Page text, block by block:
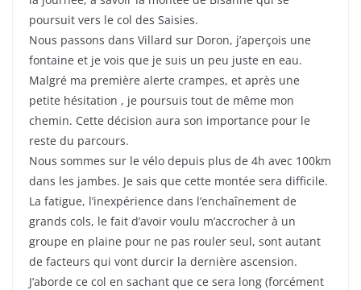
poursuit vers le col des Saisies.
Nous passons dans Villard sur Doron, j’aperçois une
fontaine et je vois que je suis un peu juste en eau.
Malgré ma première alerte crampes, et après une
petite hésitation , je poursuis tout de même mon
chemin. Cette décision aura son importance pour le
reste du parcours.
Nous sommes sur le vélo depuis plus de 4h avec 100km
dans les jambes. Je sais que cette montée sera difficile.
La fatigue, l’inexpérience dans l’enchaînement de
grands cols, le fait d’avoir voulu m’accrocher à un
groupe en plaine pour ne pas rouler seul, sont autant
de facteurs qui vont durcir la dernière ascension.
J’aborde ce col en sachant que ce sera long (forcément